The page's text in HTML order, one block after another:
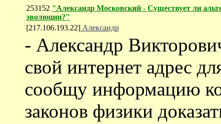
253152 "Александр Московский - Существует ли
эволюции?"
[217.106.193.22] Александр
- Александр
свой интернет адрес
сообщу информацию
законов физики